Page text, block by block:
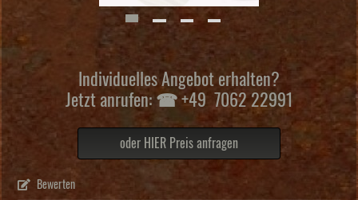
Individuelles Angebot erhalten?
Jetzt anrufen: ☎ +49 7062 22991
oder HIER Preis anfragen
Bewerten